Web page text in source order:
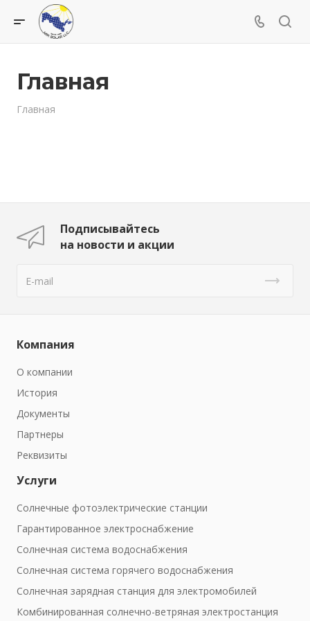
Главная
Главная
Подписывайтесь
на новости и акции
Компания
О компании
История
Документы
Партнеры
Реквизиты
Услуги
Солнечные фотоэлектрические станции
Гарантированное электроснабжение
Солнечная система водоснабжения
Солнечная система горячего водоснабжения
Солнечная зарядная станция для электромобилей
Комбинированная солнечно-ветряная электростанция